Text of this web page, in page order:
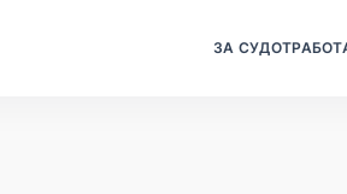
ЗА СУДОТ